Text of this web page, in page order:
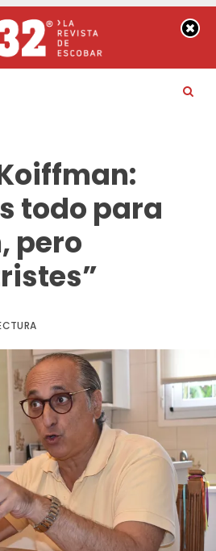
todo para
pero